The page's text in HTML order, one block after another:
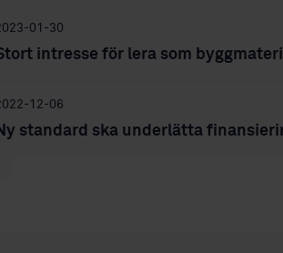
01-30
intresse för lera som
12-06
standard ska underlätta